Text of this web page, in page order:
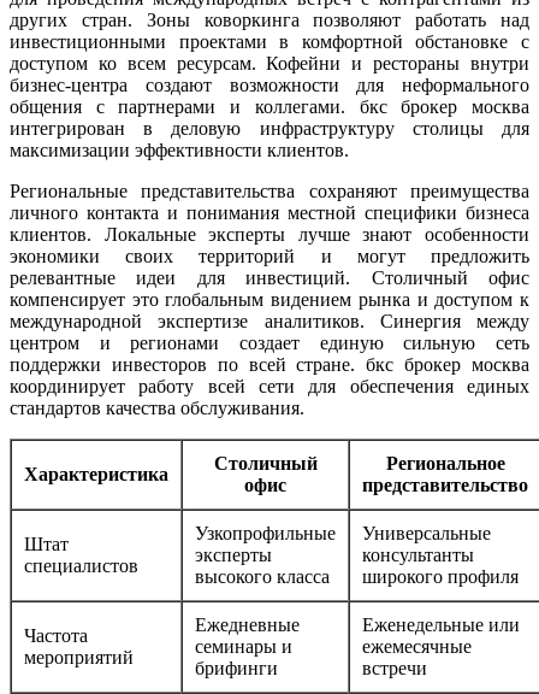
других стран. Зоны коворкинга позволяют работать над
инвестиционными проектами в комфортной обстановке с
доступом ко всем ресурсам. Кофейни и рестораны внутри
бизнес-центра создают возможности для неформального
общения с партнерами и коллегами. бкс брокер москва
интегрирован в деловую инфраструктуру столицы для
максимизации эффективности клиентов.
Региональные представительства сохраняют преимущества
личного контакта и понимания местной специфики бизнеса
клиентов. Локальные эксперты лучше знают особенности
экономики своих территорий и могут предложить
релевантные идеи для инвестиций. Столичный офис
компенсирует это глобальным видением рынка и доступом к
международной экспертизе аналитиков. Синергия между
центром и регионами создает единую сильную сеть
поддержки инвесторов по всей стране. бкс брокер москва
координирует работу всей сети для обеспечения единых
стандартов качества обслуживания.
Характеристика
Столичный
офис
Региональное
представительство
Штат
специалистов
Узкопрофильные
эксперты
высокого класса
Универсальные
консультанты
широкого профиля
Частота
мероприятий
Ежедневные
семинары и
брифинги
Еженедельные или
ежемесячные
встречи